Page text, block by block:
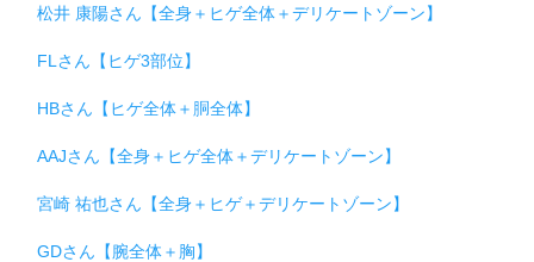
松井 康陽さん【全身＋ヒゲ全体＋デリケートゾーン】
FLさん【ヒゲ3部位】
HBさん【ヒゲ全体＋胴全体】
AAJさん【全身＋ヒゲ全体＋デリケートゾーン】
宮崎 祐也さん【全身＋ヒゲ＋デリケートゾーン】
GDさん【腕全体＋胸】